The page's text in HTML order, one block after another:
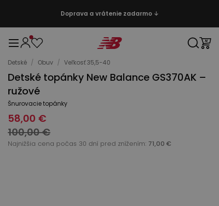
Doprava a vrátenie zadarmo ↓
Detské / Obuv / Veľkosť 35,5-40
Detské topánky New Balance GS370AK –
ružové
Šnurovacie topánky
58,00 €
100,00 €
Najnižšia cena počas 30 dní pred znížením: 71,00 €